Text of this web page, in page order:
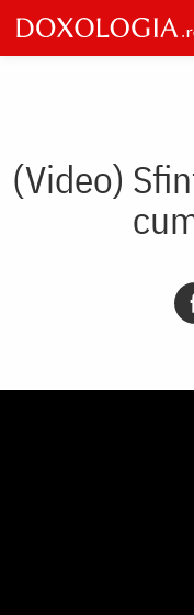
Skip
to
main
(Video)